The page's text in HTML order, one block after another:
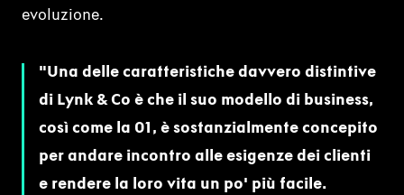
evoluzione.
Una delle caratteristiche davvero distintive
di Lynk & Co è che il suo modello di business,
così come la 01, è sostanzialmente concepito
per andare incontro alle esigenze dei clienti
e rendere la loro vita un po' più facile.